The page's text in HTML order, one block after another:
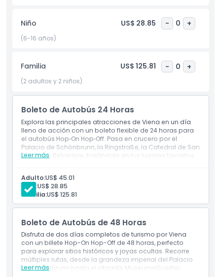
un comentario de audio lleno de historia, arquitectura,
música y patrimonio cultural de Viena. Mejora tu viaje con
un paseo autoguiado de música vienesa, siguiendo los
en nuestro centro de atención de Viena o directamente a
bordo, y disfruta de una experiencia de turismo fluida y
personalizable que te permite descubrir lo mejor de Viena,
a tu manera.
Aspectos Destacados
Inclusiones
Política para Niños y Adultos
Cosas a Saber
Ubicación
Niño US$ 28.85 - 0 +
(6-16 años)
Familia US$ 125.81 - 0 +
(2 adultos y 2 niños)
Boleto de Autobús 24 Horas
Explora las principales atracciones de Viena en un día
lleno de acción con un boleto flexible de 24 horas para
el autobús Hop‑On Hop‑Off. Pasa en crucero por el
Palacio de Schönbrunn, la Ringstraße, la Catedral de San
Esteban y Belvedere, bajándote en tus lugares favoritos
Leer más
Adulto:US$ 45.01
Niño:US$ 28.85
Familia:US$ 125.81
Boleto de Autobús de 48 Horas
Disfruta de dos días completos de turismo por Viena
con un billete Hop-On Hop-Off de 48 horas, perfecto
para explorar sitios históricos y joyas ocultas. Recorre
múltiples rutas, desde la grandeza imperial del Palacio
de Schönbrunn hasta el vibrante MuseumsQuartier,
Leer más